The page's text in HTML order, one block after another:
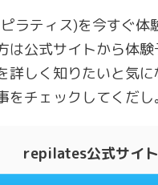
ラティス)を今すぐ体
は公式サイトから体
詳しく知りたいと気
をチェックしてくだし。
repilates公式サイト